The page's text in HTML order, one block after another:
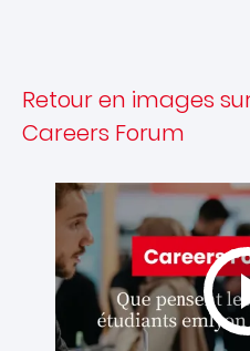
Retour en images
Careers Forum